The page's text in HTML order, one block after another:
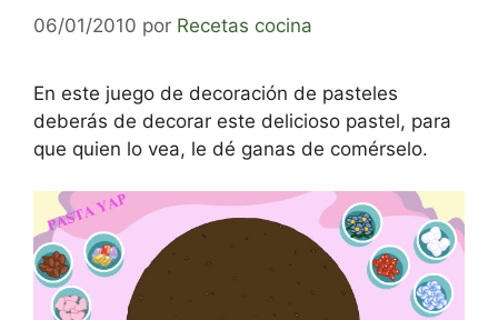
06/01/2010 por Recetas cocina
En este juego de decoración de pasteles
deberás de decorar este delicioso pastel, para
que quien lo vea, le dé ganas de comérselo.